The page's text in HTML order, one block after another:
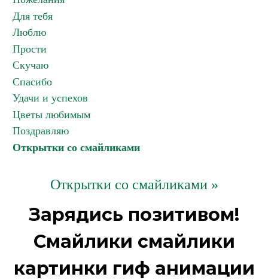
Для тебя
Люблю
Прости
Скучаю
Спасибо
Удачи и успехов
Цветы любимым
Поздравляю
Открытки со смайликами
Открытки со смайликами »
Зарядись позитивом!
Смайлики смайлики
картинки гиф анимации